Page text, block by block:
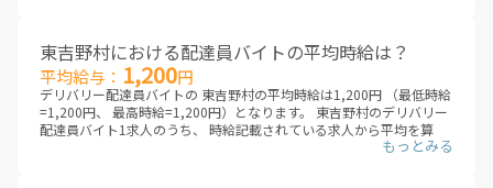
2024年10月は1件、2024年11月は1件、2024年12月は1件、2025年
01月は1件、2025年02月は1件、2025年03月は1件、2025年04月は1
件、2025年05月は1件、2025年06月は1件、2025年07月は1件、
2025年08月は1件、2025年09月は1件、2025年10月は1件、2025年
11月は1件、2025年12月は1件、2026年01月は1件、2026年02月は1
件、2026年03月は1件、2026年04月は1件、2026年05月は1件、
2026年06月は1件、2026年07月は1件、2026年08月は1件と推移。
東吉野村における配達員バイトの平均時給は？
平均給与： 1,200円
デリバリー配達員バイトの 東吉野村の平均時給は1,200円 （最低時給
=1,200円、 最高時給=1,200円）となります。 東吉野村のデリバリー
配達員バイト1求人のうち、 時給記載されている求人から平均を算
出。 （※デリバリーバイトNAVI調べ /2026年08月 ※非掲載の場合